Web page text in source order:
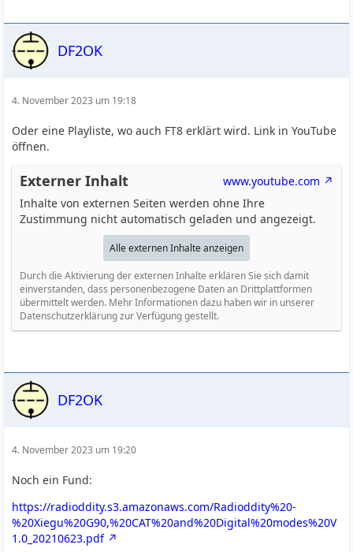
DF2OK
4. November 2023 um 19:18
Oder eine Playliste, wo auch FT8 erklärt wird. Link in YouTube
öffnen.
Externer Inhalt
www.youtube.com
Inhalte von externen Seiten werden ohne Ihre
Zustimmung nicht automatisch geladen und angezeigt.
Alle externen Inhalte anzeigen
Durch die Aktivierung der externen Inhalte erklären Sie sich damit
einverstanden, dass personenbezogene Daten an Drittplattformen
übermittelt werden. Mehr Informationen dazu haben wir in unserer
Datenschutzerklärung zur Verfügung gestellt.
DF2OK
4. November 2023 um 19:20
Noch ein Fund:
https://radioddity.s3.amazonaws.com/Radioddity%20-
%20Xiegu%20G90,%20CAT%20and%20Digital%20modes%20V
1.0_20210623.pdf